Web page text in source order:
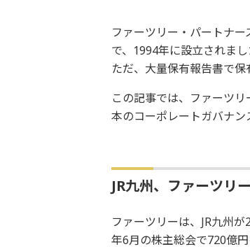
ファーツリー・パートナ
で、1994年に設立されま
ただ、大量保有報告書で
この記事では、ファーツ
本のコーポレートガバナン
JR九州、ファーツリ
ファーツリーは、JR九州
年6月の株主総会で720億